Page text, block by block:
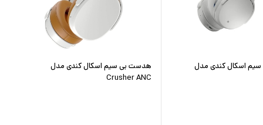
اسکال کندی مدل
هدست بی سیم اسکال کندی مدل
Crusher ANC